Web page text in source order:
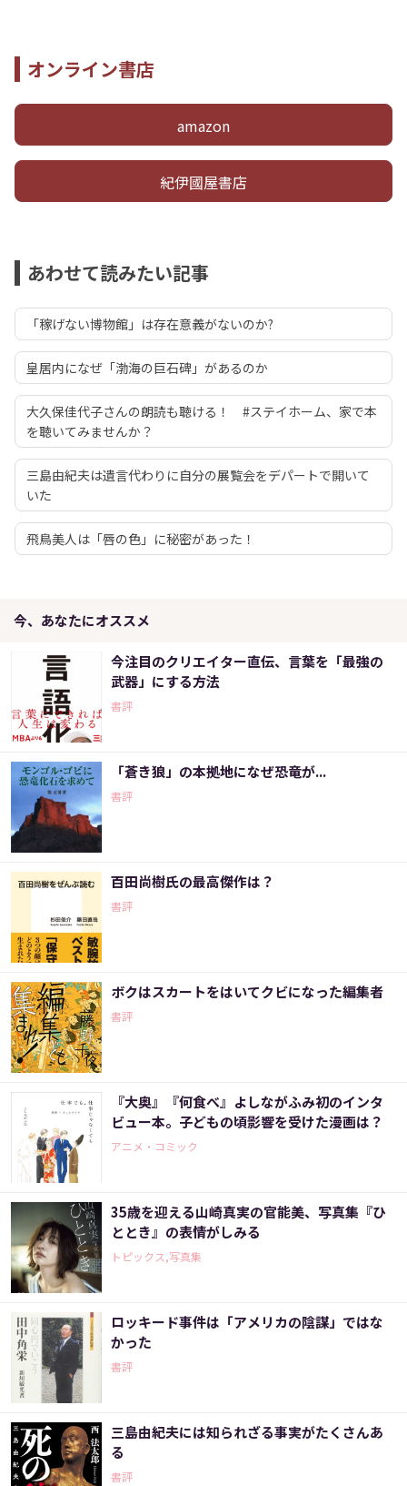
オンライン書店
amazon
紀伊國屋書店
あわせて読みたい記事
「稼げない博物館」は存在意義がないのか?
皇居内になぜ「渤海の巨石碑」があるのか
大久保佳代子さんの朗読も聴ける！ #ステイホーム、家で本
を聴いてみませんか？
三島由紀夫は遺言代わりに自分の展覧会をデパートで開いて
いた
飛鳥美人は「唇の色」に秘密があった！
今、あなたにオススメ
今注目のクリエイター直伝、言葉を「最強の
武器」にする方法
書評
「蒼き狼」の本拠地になぜ恐竜が...
書評
百田尚樹氏の最高傑作は？
書評
ボクはスカートをはいてクビになった編集者
書評
『大奥』『何食べ』よしながふみ初のインタ
ビュー本。子どもの頃影響を受けた漫画は？
アニメ・コミック
35歳を迎える山崎真実の官能美、写真集『ひ
ととき』の表情がしみる
トピックス,写真集
ロッキード事件は「アメリカの陰謀」ではな
かった
書評
三島由紀夫には知られざる事実がたくさんあ
る
書評